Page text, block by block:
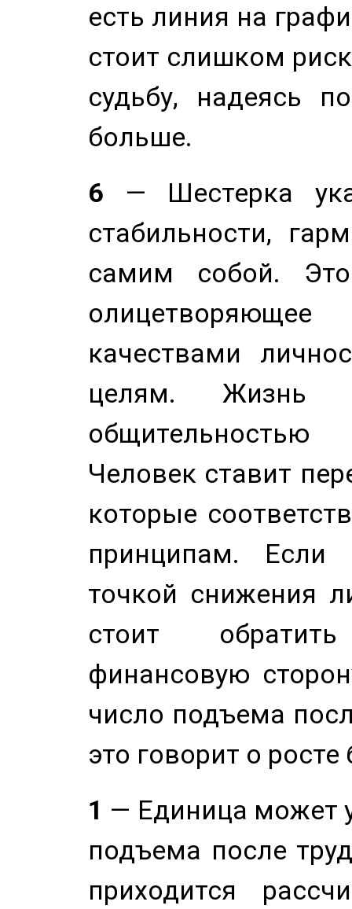
есть линия на
стоит слишком
судьбу, надеясь
больше.
6 — Шестерка
стабильности,
самим собой.
качествами
целям. Жизнь
Человек ставит
которые
принципам. Если
точкой снижения
стоит
финансовую
число подъема
это говорит о
1 — Единица может
подъема после
приходится